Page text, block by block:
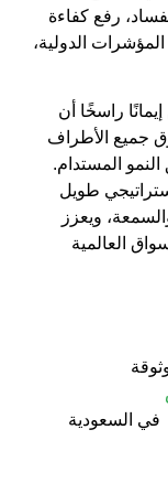
رفع كفاءة
الدولية،
راسخًا أن
جميع الأطراف
النمو المستدام.
طويل
ويعزز
العالمية
في السعودية